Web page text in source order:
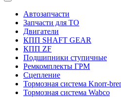
Автозапчасти
Запчасти для ТО
Двигатели
КПП SHAFT GEAR
КПП ZF
Подшипники ступичные
Ремкомплекты ГРМ
Сцепление
Тормозная система Knorr-
Тормозная система Wabco